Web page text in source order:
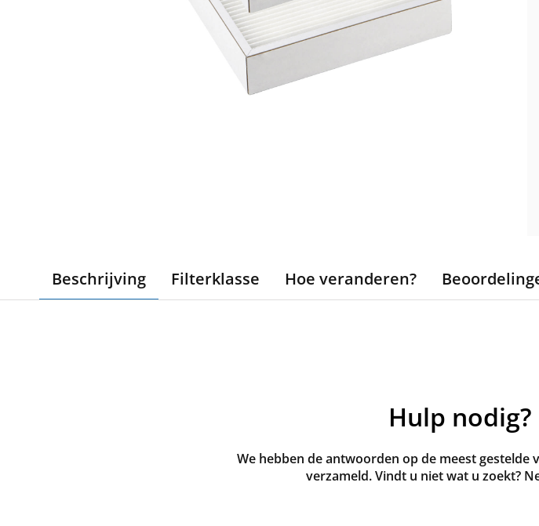
Beschrijving Filterklasse Hoe veranderen?
Hulp
We hebben de antwoorden op de meest
verzameld. Vindt u niet wat u zoekt?